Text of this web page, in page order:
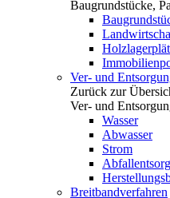
Baugrundstücke,
Ver- und
Zurück zur
Ver- und
Wasser
Abwasser
Strom
Breitbandverfahren